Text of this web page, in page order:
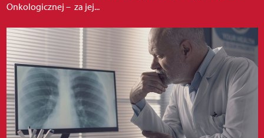
Onkologicznej – za jej...